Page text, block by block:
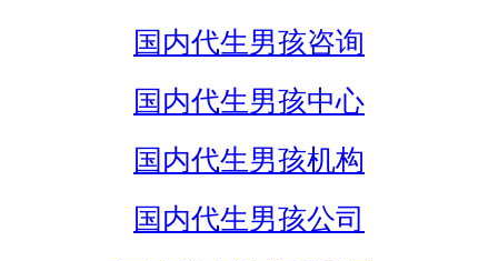
国内代生男孩咨询
国内代生男孩中心
国内代生男孩机构
国内代生男孩公司